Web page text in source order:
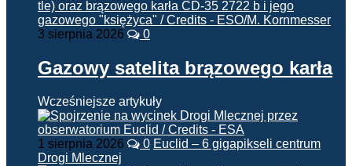
3 sierpnia 2026 0
Gazowy satelita brązowego karła
Wcześniejsze artykuły
1 sierpnia 2026 0 Euclid – 6 gigapikseli centrum
Drogi Mlecznej